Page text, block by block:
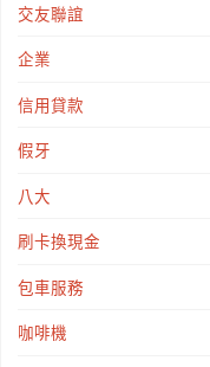
交友聯誼
企業
信用貸款
假牙
八大
刷卡換現金
包車服務
咖啡機